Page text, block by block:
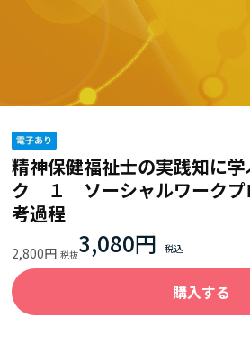
精神保健福祉士の実践知に
ク １ ソーシャルワークプ
考過程
2,800円 3,080円
購入する